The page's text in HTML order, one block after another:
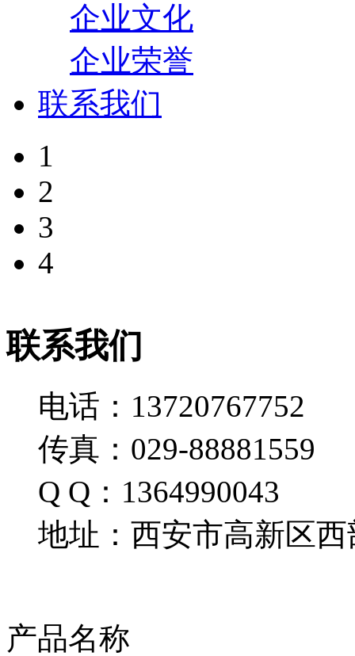
企业文化
企业荣誉
联系我们
1
2
3
4
联系我们
电话：13720767752
传真：029-88881559
Q Q：1364990043
地址：西安市高新区西
产品名称